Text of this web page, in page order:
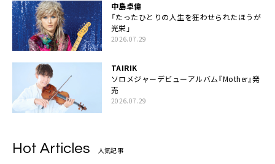
中島卓偉
「たったひとりの人生を狂わせられたほうが
光栄」
2026.07.29
TAIRIK
ソロメジャーデビューアルバム『Mother』発
売
2026.07.29
Hot Articles 人気記事